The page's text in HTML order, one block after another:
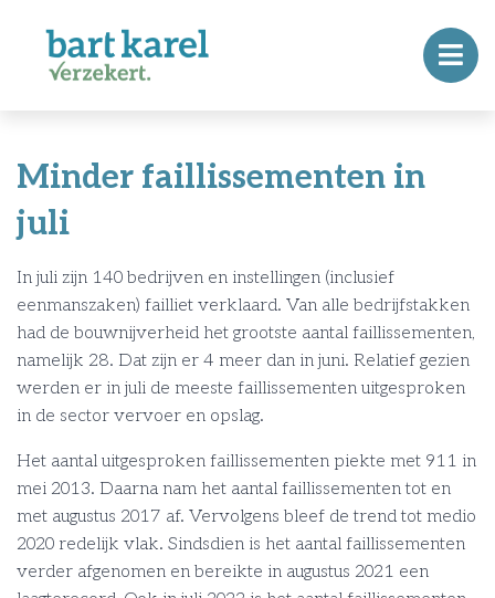
Minder faillissementen in
juli
In juli zijn 140 bedrijven en instellingen (inclusief
eenmanszaken) failliet verklaard. Van alle bedrijfstakken
had de bouwnijverheid het grootste aantal faillissementen,
namelijk 28. Dat zijn er 4 meer dan in juni. Relatief gezien
werden er in juli de meeste faillissementen uitgesproken
in de sector vervoer en opslag.
Het aantal uitgesproken faillissementen piekte met 911 in
mei 2013. Daarna nam het aantal faillissementen tot en
met augustus 2017 af. Vervolgens bleef de trend tot medio
2020 redelijk vlak. Sindsdien is het aantal faillissementen
verder afgenomen en bereikte in augustus 2021 een